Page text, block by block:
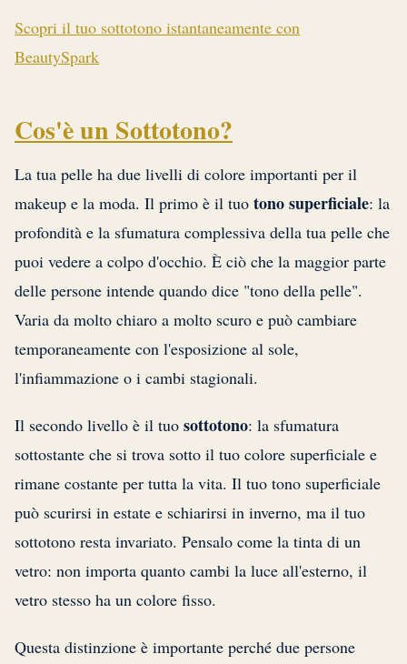
Scopri il tuo sottotono istantaneamente con
BeautySpark
Cos'è un Sottotono?
La tua pelle ha due livelli di colore importanti per il
makeup e la moda. Il primo è il tuo tono superficiale: la
profondità e la sfumatura complessiva della tua pelle che
puoi vedere a colpo d'occhio. È ciò che la maggior parte
delle persone intende quando dice "tono della pelle".
Varia da molto chiaro a molto scuro e può cambiare
temporaneamente con l'esposizione al sole,
l'infiammazione o i cambi stagionali.
Il secondo livello è il tuo sottotono: la sfumatura
sottostante che si trova sotto il tuo colore superficiale e
rimane costante per tutta la vita. Il tuo tono superficiale
può scurirsi in estate e schiarirsi in inverno, ma il tuo
sottotono resta invariato. Pensalo come la tinta di un
vetro: non importa quanto cambi la luce all'esterno, il
vetro stesso ha un colore fisso.
Questa distinzione è importante perché due persone